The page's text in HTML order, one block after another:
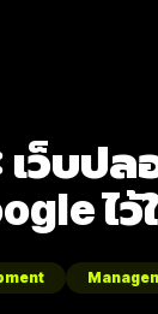
เว็บป
ไว้